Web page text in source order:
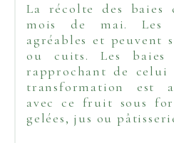
La récolte des
mois de mai. Les
agréables et peuvent
ou cuits. Les
rapprochant de
transformation est
avec ce fruit sous
gelées, jus ou